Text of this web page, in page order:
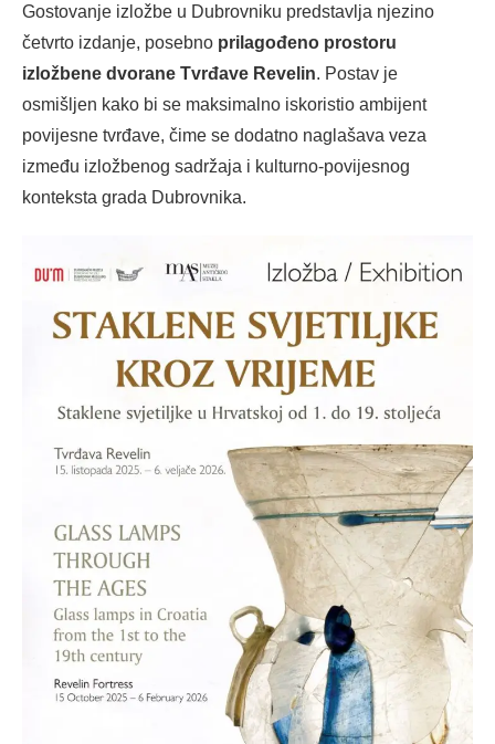
Gostovanje izložbe u Dubrovniku predstavlja njezino
četvrto izdanje, posebno prilagođeno prostoru
izložbene dvorane Tvrđave Revelin. Postav je
osmišljen kako bi se maksimalno iskoristio ambijent
povijesne tvrđave, čime se dodatno naglašava veza
između izložbenog sadržaja i kulturno-povijesnog
konteksta grada Dubrovnika.